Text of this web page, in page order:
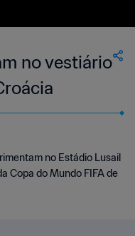
no vestiário
no Estádio Lusail
Copa do Mundo FIFA de